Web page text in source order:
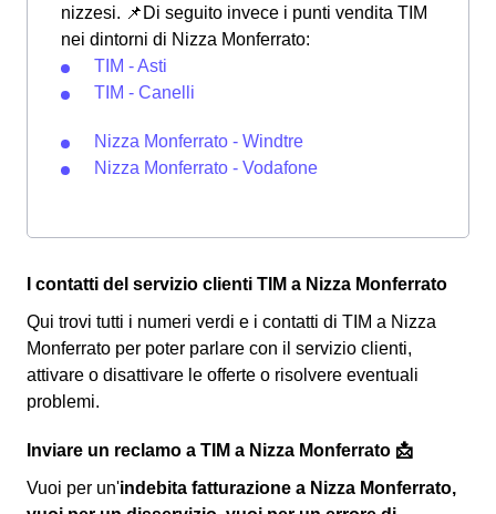
nizzesi. 📌Di seguito invece i punti vendita TIM
nei dintorni di Nizza Monferrato:
TIM - Asti
TIM - Canelli
Nizza Monferrato - Windtre
Nizza Monferrato - Vodafone
I contatti del servizio clienti TIM a Nizza Monferrato
Qui trovi tutti i numeri verdi e i contatti di TIM a Nizza
Monferrato per poter parlare con il servizio clienti,
attivare o disattivare le offerte o risolvere eventuali
problemi.
Inviare un reclamo a TIM a Nizza Monferrato 📩
Vuoi per un'indebita fatturazione a Nizza Monferrato,